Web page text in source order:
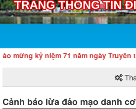
kỷ niệm 71 năm ngày Truyền
Cảnh báo lừa đảo mạo danh